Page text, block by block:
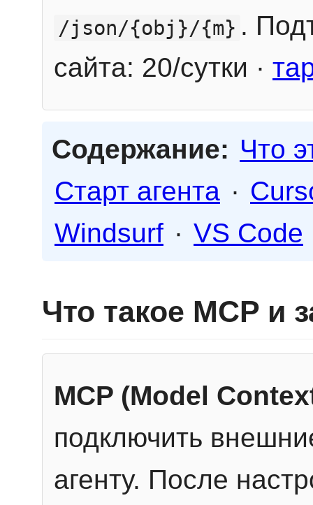
/json/{obj}/{m} .
сайта: 20/сутки ·
Содержание: Что
Старт агента ·
Windsurf · VS Code
Что такое MCP и
MCP (Model
подключить
агенту. После